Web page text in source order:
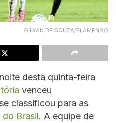
GILVAN DE SOUZA/FLAMENGO
desta quinta-feira
venceu
classificou para as
do Brasil. A equipe de